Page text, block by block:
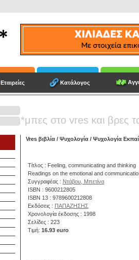
Εταιρείες Κατάλογος
*μπες στο vres και βρες
Vres βιβλία / Ψυχολογία / Ψυχολογία
Τίτλος : Feeling, communicating and thinking
Readings on the emotional and
Συγγραφέας : Ντάβου, Μπετίνα
ISBN : 9600212805
ISBN 13 : 9789600212808
Εκδόσεις : ΠΑΠΑΖΗΣΗΣ
Χρονολογία έκδοσης : 1998
Σελίδες : 223
Τιμή: 16.93 euro